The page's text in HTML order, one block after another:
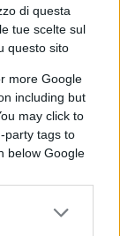
di questa
tue scelte sul
questo sito
more Google
including but
may click to
party tags to
below Google
un altro
in
che
per decenni,